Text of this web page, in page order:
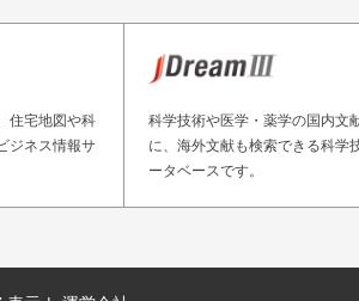
住宅地図や科
ジネス情報サ
科学技術や医学・薬学の国内文
に、海外文献も検索できる科学
ータベースです。